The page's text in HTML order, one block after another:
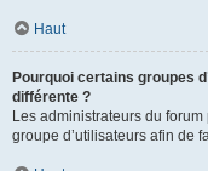
Haut
Pourquoi certains groupes
différente ?
Les administrateurs du
groupe d’utilisateurs afin de